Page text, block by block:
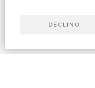
DECLINO